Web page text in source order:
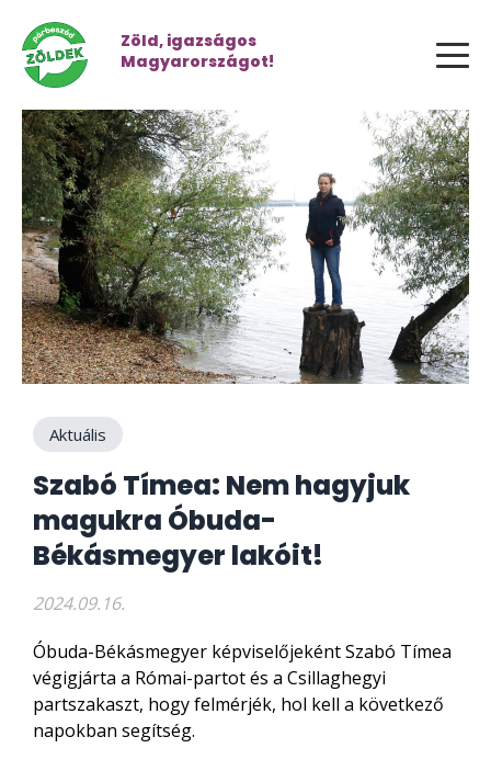
Zöld, igazságos
Magyarországot!
Aktuális
Szabó Tímea: Nem hagyjuk
magukra Óbuda-
Békásmegyer lakóit!
2024.09.16.
Óbuda-Békásmegyer képviselőjeként Szabó Tímea
végigjárta a Római-partot és a Csillaghegyi
partszakaszt, hogy felmérjék, hol kell a következő
napokban segítség.